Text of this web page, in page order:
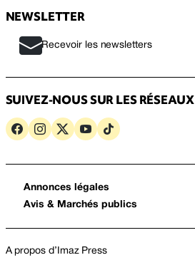
NEWSLETTER
Recevoir les newsletters
SUIVEZ-NOUS SUR LES RÉSEAUX
Annonces légales
Avis & Marchés publics
A propos d’Imaz Press